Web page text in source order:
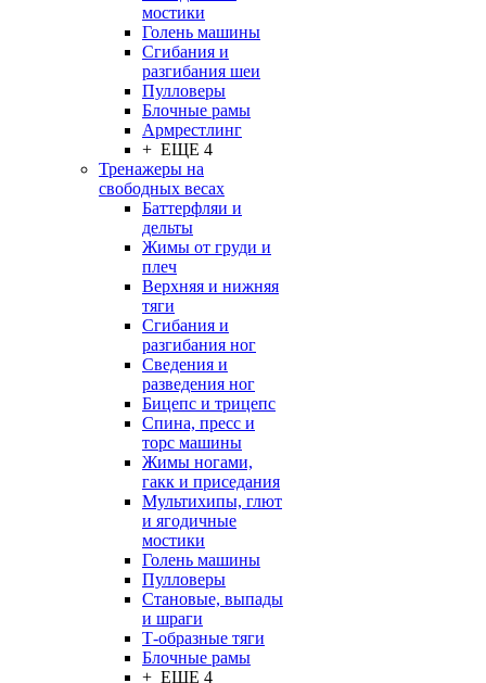
мостики
Голень машины
Сгибания и
разгибания шеи
Пулловеры
Блочные рамы
Армрестлинг
+ ЕЩЕ 4
Тренажеры на
свободных весах
Баттерфляи и
дельты
Жимы от груди и
плеч
Верхняя и нижняя
тяги
Сгибания и
разгибания ног
Сведения и
разведения ног
Бицепс и трицепс
Спина, пресс и
торс машины
Жимы ногами,
гакк и приседания
Мультихипы, глют
и ягодичные
мостики
Голень машины
Пулловеры
Становые, выпады
и шраги
Т-образные тяги
Блочные рамы
+ ЕЩЕ 4